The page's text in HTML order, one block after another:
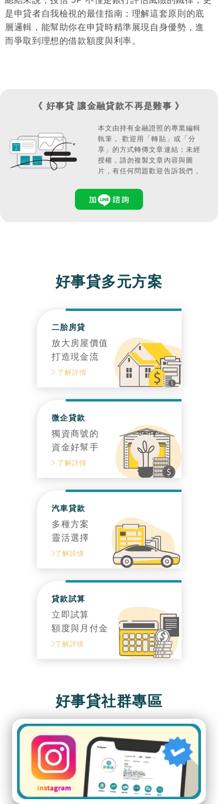
益。
拒，可以考慮改向審核較為彈性的大型
融資公司諮
詢，是否有適合自己的貸款方案，仍有機會取得所需
資金。
是申貸者自我檢視的最佳指南；理解這套原則的底
層邏輯，能幫助你在申貸時精準展現自身優勢，進
而爭取到理想的借款額度與利率。
《 好事貸 讓金融貸款不再是難事 》
本文由持有金融證照的專業編輯
執筆，
歡迎用「轉貼」或「分
享」的方式轉傳文章連結； 未經
授權，請勿複製文章內容與圖
片，有任何問題歡迎告訴我們 。
好事貸多元方案
二胎房貸
放大房屋價值
打造現金流
了解詳情
微企貸款
獨資商號的
資金好幫手
了解詳情
汽車貸款
多種方案
靈活選擇
了解詳情
貸款試算
立即試算
額度與月付金
了解詳情
好事貸社群專區